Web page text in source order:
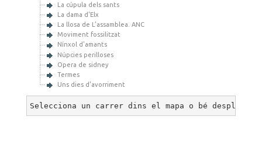
La cúpula dels sants
La dama d'Elx
La llosa de L’assamblea. ANC
Moviment fossilitzat
Nínxol d'amants
Núpcies perilloses
Opera de sidney
Termes
Uns dies d’avorriment
Selecciona un carrer dins el mapa o bé